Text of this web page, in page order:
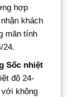
hợp
khách
mãn tính
24.
Sốc nhiệt
độ 24-
với không